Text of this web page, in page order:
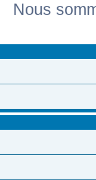
Nous